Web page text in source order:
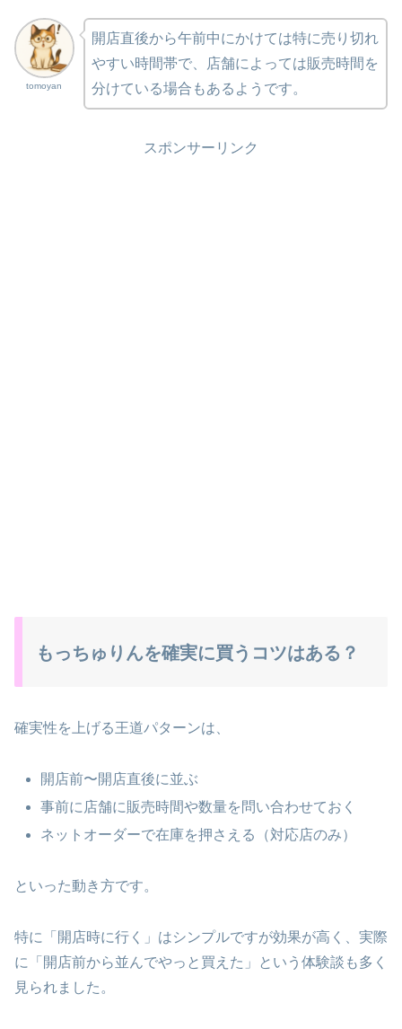
tomoyan
開店直後から午前中にかけては特に売り切れ
やすい時間帯で、店舗によっては販売時間を
分けている場合もあるようです。
スポンサーリンク
もっちゅりんを確実に買うコツはある？
確実性を上げる王道パターンは、
開店前〜開店直後に並ぶ
事前に店舗に販売時間や数量を問い合わせておく
ネットオーダーで在庫を押さえる（対応店のみ）
といった動き方です。
特に「開店時に行く」はシンプルですが効果が高く、実際
に「開店前から並んでやっと買えた」という体験談も多く
見られました。